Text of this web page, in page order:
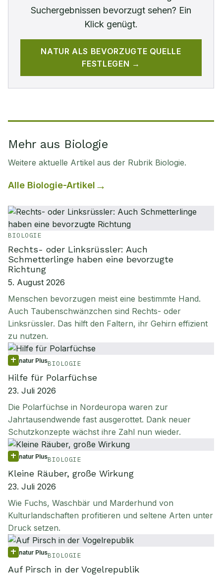
Suchergebnissen bevorzugt sehen? Ein
Klick genügt.
NATUR ALS BEVORZUGTE QUELLE
FESTLEGEN →
Mehr aus Biologie
Weitere aktuelle Artikel aus der Rubrik Biologie.
Alle Biologie-Artikel
BIOLOGIE
Rechts- oder Linksrüssler: Auch
Schmetterlinge haben eine bevorzugte
Richtung
5. August 2026
Menschen bevorzugen meist eine bestimmte Hand.
Auch Taubenschwänzchen sind Rechts- oder
Linksrüssler. Das hilft den Faltern, ihr Gehirn effizient
zu nutzen.
natur PlusBIOLOGIE
Hilfe für Polarfüchse
23. Juli 2026
Die Polarfüchse in Nordeuropa waren zur
Jahrtausendwende fast ausgerottet. Dank neuer
Schutzkonzepte wächst ihre Zahl nun wieder.
natur PlusBIOLOGIE
Kleine Räuber, große Wirkung
23. Juli 2026
Wie Fuchs, Waschbär und Marderhund von
Kulturlandschaften profitieren und seltene Arten unter
Druck setzen.
natur PlusBIOLOGIE
Auf Pirsch in der Vogelrepublik